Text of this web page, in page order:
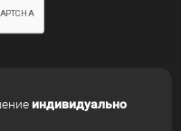
индивидуально